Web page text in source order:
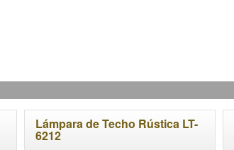
Lámpara de Techo Rústica LT-
6212